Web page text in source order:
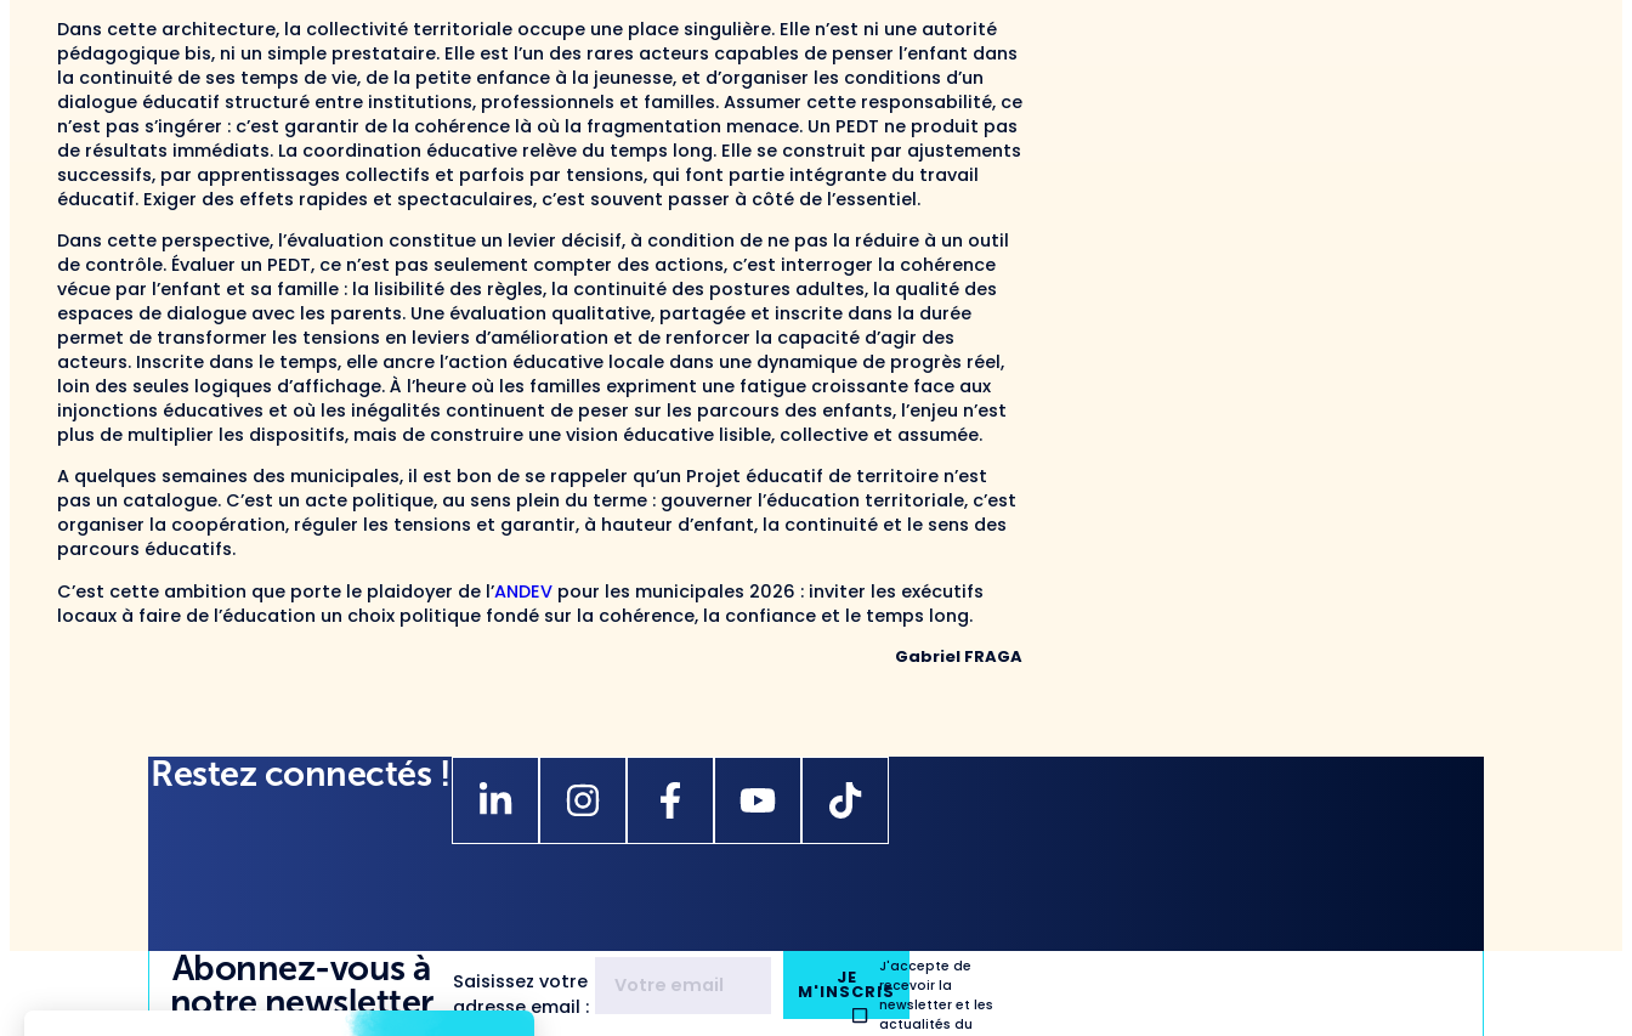
Dans cette architecture, la collectivité territoriale occupe une place singulière. Elle n’est ni une autorité
pédagogique bis, ni un simple prestataire. Elle est l’un des rares acteurs capables de penser l’enfant dans
la continuité de ses temps de vie, de la petite enfance à la jeunesse, et d’organiser les conditions d’un
dialogue éducatif structuré entre institutions, professionnels et familles. Assumer cette responsabilité, ce
n’est pas s’ingérer : c’est garantir de la cohérence là où la fragmentation menace. Un PEDT ne produit pas
de résultats immédiats. La coordination éducative relève du temps long. Elle se construit par ajustements
successifs, par apprentissages collectifs et parfois par tensions, qui font partie intégrante du travail
éducatif. Exiger des effets rapides et spectaculaires, c’est souvent passer à côté de l’essentiel.
Dans cette perspective, l’évaluation constitue un levier décisif, à condition de ne pas la réduire à un outil
de contrôle. Évaluer un PEDT, ce n’est pas seulement compter des actions, c’est interroger la cohérence
vécue par l’enfant et sa famille : la lisibilité des règles, la continuité des postures adultes, la qualité des
espaces de dialogue avec les parents. Une évaluation qualitative, partagée et inscrite dans la durée
permet de transformer les tensions en leviers d’amélioration et de renforcer la capacité d’agir des
acteurs. Inscrite dans le temps, elle ancre l’action éducative locale dans une dynamique de progrès réel,
loin des seules logiques d’affichage. À l’heure où les familles expriment une fatigue croissante face aux
injonctions éducatives et où les inégalités continuent de peser sur les parcours des enfants, l’enjeu n’est
plus de multiplier les dispositifs, mais de construire une vision éducative lisible, collective et assumée.
A quelques semaines des municipales, il est bon de se rappeler qu’un Projet éducatif de territoire n’est
pas un catalogue. C’est un acte politique, au sens plein du terme : gouverner l’éducation territoriale, c’est
organiser la coopération, réguler les tensions et garantir, à hauteur d’enfant, la continuité et le sens des
parcours éducatifs.
C’est cette ambition que porte le plaidoyer de l’ANDEV pour les municipales 2026 : inviter les exécutifs
locaux à faire de l’éducation un choix politique fondé sur la cohérence, la confiance et le temps long.
Gabriel FRAGA
Restez connectés !
Abonnez-vous à
notre newsletter
Saisissez votre
adresse email :
JE
M'INSCRIS
J'accepte de
recevoir la
newsletter et les
actualités du